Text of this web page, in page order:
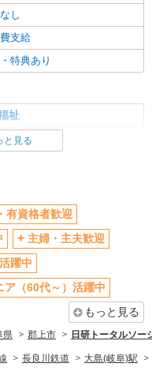
し
支給
特典あり
祉
と見る
有資格者歓迎
主婦・主夫歓迎
躍中
ア（60代～）活躍中
もっと見る
県 郡上市 日研トータルソ
長良川鉄道 大島(岐阜)駅